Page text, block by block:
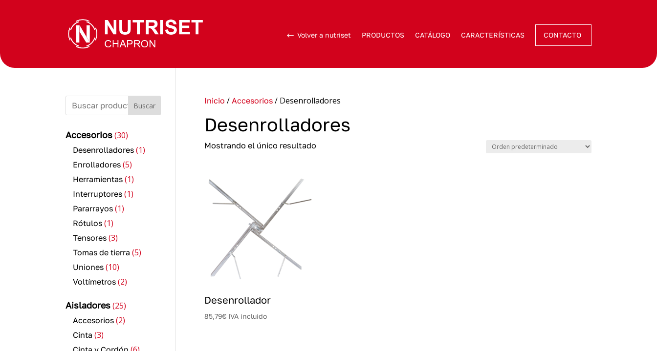
Volver a nutriset PRODUCTOS CATÁLOGO CARACTERÍSTICAS CONTACTO
Inicio / Accesorios/ Desenrolladores
Desenrolladores
Mostrando el único resultado
Desenrollador
85,79€ IVA incluido
Buscar
Accesorios 3030
Desenrolladores 11
Enrolladores 55
productos
Herramientas 11
producto
Interruptores 11
Pararrayos 11
Rótulos 11
producto
Tensores 33
productos
Tomas de tierra 55
Uniones 1010
productos
Voltímetros 22
Aisladores 2525
Accesorios 22
Cinta 33
productos